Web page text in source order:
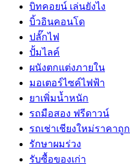
บิทคอยน์ เล่นยังไง
บิ้วอินคอนโด
ปลั๊กไฟ
ปั้มไลค์
ผนังตกแต่งภายใน
มอเตอร์ไซค์ไฟฟ้า
ยาเพิ่มน้ำหนัก
รถมือสอง ฟรีดาวน์
รถเช่าเชียงใหม่ราคาถูก
รักษาผมร่วง
รับซื้อของเก่า